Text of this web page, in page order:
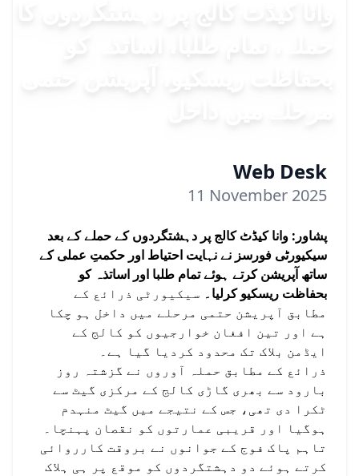
Web Desk
11 November 2025
پشاور: وانا کیڈٹ کالج پر دہشتگردوں کے حملے کے بعد
سیکیورٹی فورسز نے نہایت احتیاط اور حکمتِ عملی کے
ساتھ آپریشن کرتے ہوئے تمام طلبا اور اساتذہ کو
بحفاظت ریسکیو کرلیا۔ سیکیورٹی ذرائع کے
مطابق آپریشن حتمی مرحلے میں داخل ہو چکا
ہے اور تین افغان خوارجیوں کو کالج کے
ایڈمن بلاک تک محدود کردیا گیا ہے۔
ذرائع کے مطابق حملہ آوروں نے گزشتہ روز
بارود سے بھری گاڑی کالج کے مرکزی گیٹ سے
ٹکرا دی تھی، جس کے نتیجے میں گیٹ منہدم
ہوگیا اور قریبی عمارتوں کو نقصان پہنچا۔
تاہم پاک فوج کے جوانوں نے بروقت کارروائی
کرتے ہوئے دو دہشتگردوں کو موقع پر ہی ہلاک